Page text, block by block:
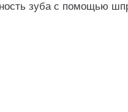
зуба с помощью